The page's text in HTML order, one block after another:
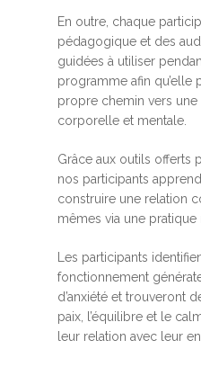
En outre, chaque
pédagogique et des
guidées à utiliser
programme afin qu’elle
propre chemin vers
corporelle et mentale.
Grâce aux outils offerts
nos participants
construire une relation
mêmes via une
Les participants
fonctionnement
d’anxiété et trouveront
paix, l’équilibre et le
leur relation avec leur